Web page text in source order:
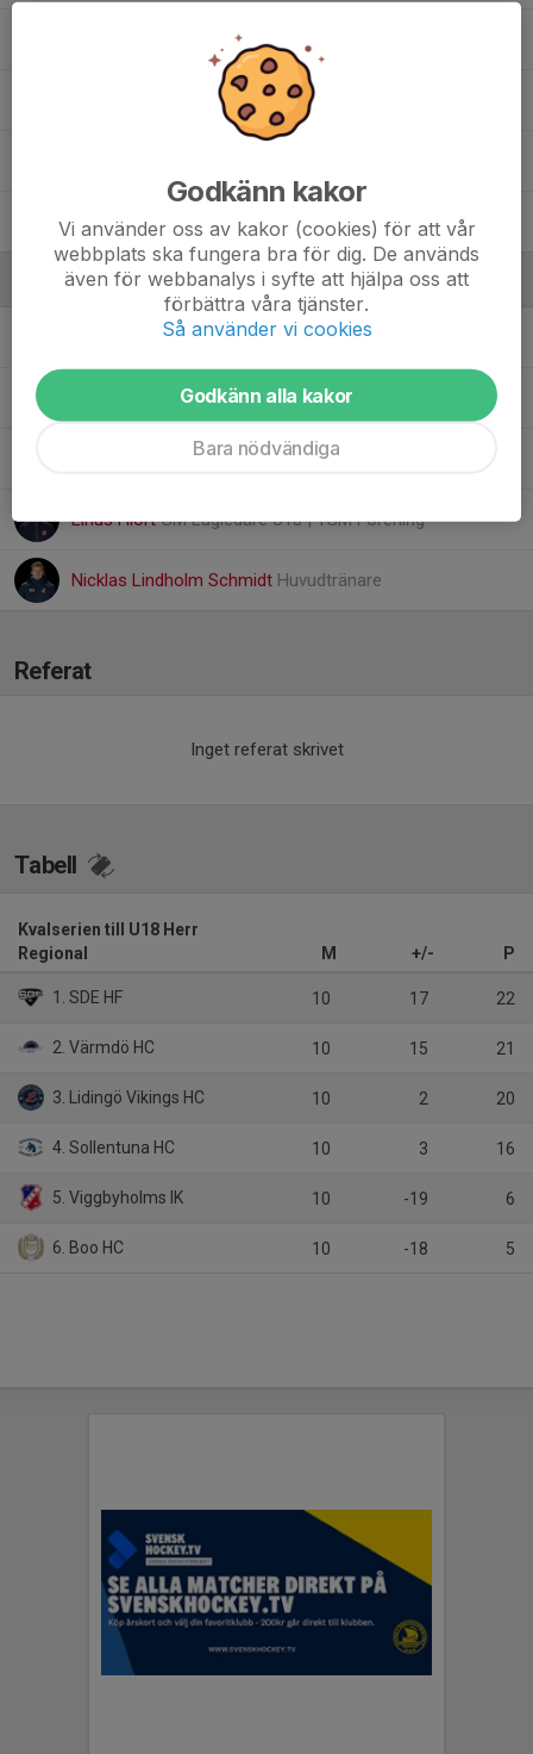
, Team 10
88. Jakub S., Team 10
Ledare
Danne Nilsson Huvudtränare
Erik AnderssonAssisterande tränare
Materialansvarig
Linus HiortGM Lagledare U18 | TSM Förening
Nicklas Lindholm Schmidt Huvudtränare
Referat
Inget referat skrivet
Tabell
Kvalserien till U18 Herr
Regional
M +/- P
1. SDE HF 10 17 22
2. Värmdö HC 10 15 21
3. Lidingö Vikings HC 10 2 20
4. Sollentuna HC 10 3 16
5. Viggbyholms IK 10 -19 6
6. Boo HC 10 -18 5
Godkänn kakor
Vi använder oss av kakor (cookies) för att vår
webbplats ska fungera bra för dig. De används
även för webbanalys i syfte att hjälpa oss att
förbättra våra tjänster.
Så använder vi cookies
Godkänn alla kakor
Bara nödvändiga